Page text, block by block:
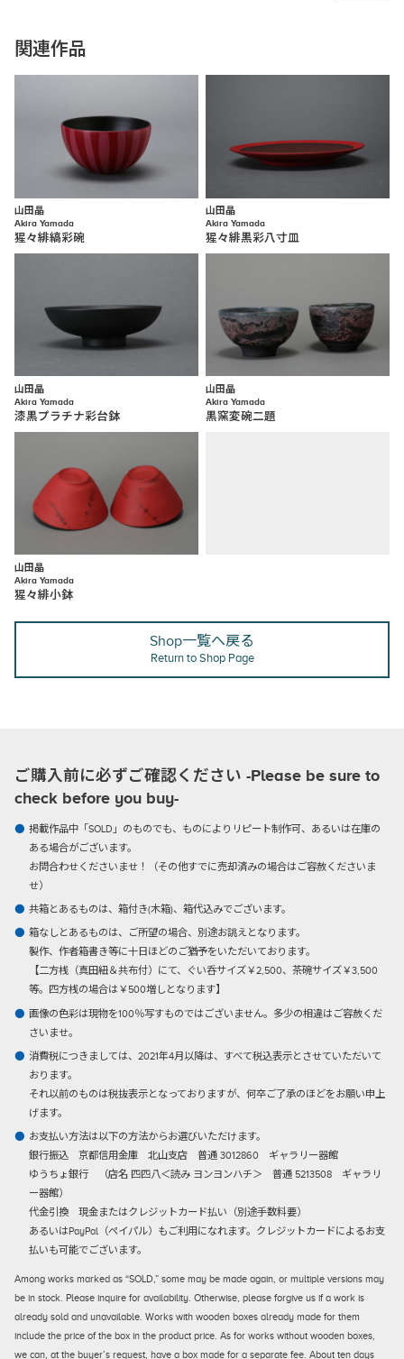
関連作品
山田晶
Akira Yamada
猩々緋縞彩碗
山田晶
Akira Yamada
猩々緋黒彩八寸皿
山田晶
Akira Yamada
漆黒プラチナ彩台鉢
山田晶
Akira Yamada
黒窯変碗二題
山田晶
Akira Yamada
猩々緋小鉢
Shop一覧へ戻る
Return to Shop Page
ご購入前に必ずご確認ください -Please be sure to
check before you buy-
掲載作品中「SOLD」のものでも、ものによりリピート制作可、あるいは在庫の
ある場合がございます。
お問合わせくださいませ！（その他すでに売却済みの場合はご容赦くださいま
せ）
共箱とあるものは、箱付き(木箱)、箱代込みでございます。
箱なしとあるものは、ご所望の場合、別途お誂えとなります。
製作、作者箱書き等に十日ほどのご猶予をいただいております。
【二方桟（真田紐＆共布付）にて、ぐい呑サイズ￥2,500、茶碗サイズ￥3,500
等。四方桟の場合は￥500増しとなります】
画像の色彩は現物を100％写すものではございません。多少の相違はご容赦くだ
さいませ。
消費税につきましては、2021年4月以降は、すべて税込表示とさせていただいて
おります。
それ以前のものは税抜表示となっておりますが、何卒ご了承のほどをお願い申上
げます。
お支払い方法は以下の方法からお選びいただけます。
銀行振込京都信用金庫 北山支店 普通 3012860 ギャラリー器館
ゆうちょ銀行 （店名 四四八＜読み ヨンヨンハチ＞ 普通 5213508 ギャラリ
ー器館）
代金引換現金またはクレジットカード払い（別途手数料要）
あるいはPayPal（ペイパル）もご利用になれます。クレジットカードによるお支
払いも可能でございます。
Among works marked as “SOLD,” some may be made again, or multiple versions may
be in stock. Please inquire for availability. Otherwise, please forgive us if a work is
already sold and unavailable. Works with wooden boxes already made for them
include the price of the box in the product price. As for works without wooden boxes,
we can, at the buyer’s request, have a box made for a separate fee. About ten days